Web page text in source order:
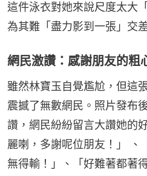
這件泳衣對她來說尺度太大
為其難「盡力影到一張」交
網民激讚：感謝朋友的粗
雖然林寶玉自覺尷尬，但這
震撼了無數網民。照片發布
讚，網民紛紛留言大讚她的
麗喇，多謝呢位朋友！」 、
無得輸！」、「好難著都著